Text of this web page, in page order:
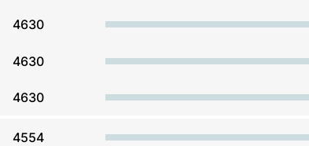
4630
4630
4630
4554